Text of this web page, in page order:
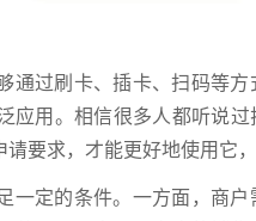
通过刷卡、插卡、扫码等
应用。相信很多人都听说
要求，才能更好地使用它
一定的条件。一方面，商